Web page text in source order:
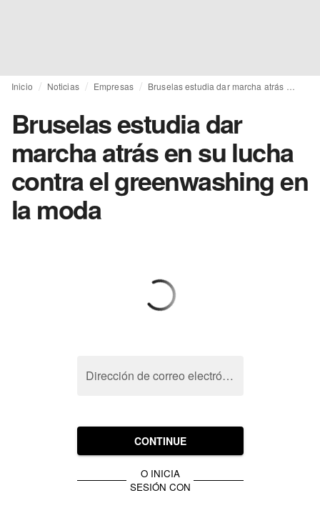
Inicio Noticias Empresas
Bruselas estudia dar
marcha atrás en su lucha
contra el greenwashing en
la moda
Dirección de correo electrónico
CONTINUE
O INICIA
SESIÓN CON